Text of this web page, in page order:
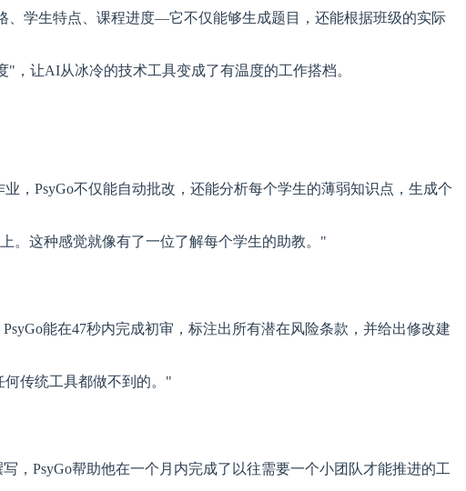
、学生特点、课程进度—它不仅能够生成题目，还能根据班级的实际
，让AI从冰冷的技术工具变成了有温度的工作搭档。
，PsyGo不仅能自动批改，还能分析每个学生的薄弱知识点，生成个
。这种感觉就像有了一位了解每个学生的助教。"
能在47秒内完成初审，标注出所有潜在风险条款，并给出修改建
何传统工具都做不到的。"
，PsyGo帮助他在一个月内完成了以往需要一个小团队才能推进的工